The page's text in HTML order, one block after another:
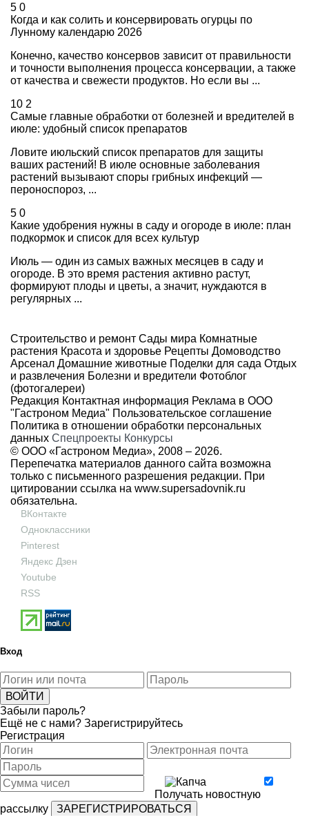
5 0
Когда и как солить и консервировать огурцы по
Лунному календарю 2026
Конечно, качество консервов зависит от правильности
и точности выполнения процесса консервации, а также
от качества и свежести продуктов. Но если вы ...
10 2
Самые главные обработки от болезней и вредителей в
июле: удобный список препаратов
Ловите июльский список препаратов для защиты
ваших растений! В июле основные заболевания
растений вызывают споры грибных инфекций —
пероноспороз, ...
5 0
Какие удобрения нужны в саду и огороде в июле: план
подкормок и список для всех культур
Июль — один из самых важных месяцев в саду и
огороде. В это время растения активно растут,
формируют плоды и цветы, а значит, нуждаются в
регулярных ...
Строительство и ремонт Сады мира Комнатные
растения Красота и здоровье Рецепты Домоводство
Арсенал Домашние животные Поделки для сада Отдых
и развлечения Болезни и вредители Фотоблог
(фотогалереи)
Редакция Контактная информация Реклама в ООО
"Гастроном Медиа" Пользовательское соглашение
Политика в отношении обработки персональных
данных Спецпроекты Конкурсы
© ООО «Гастроном Медиа», 2008 – 2026.
Перепечатка материалов данного сайта возможна
только с письменного разрешения редакции. При
цитировании ссылка на www.supersadovnik.ru
обязательна.
ВКонтакте
Одноклассники
Pinterest
Яндекс Дзен
Youtube
RSS
Вход
Забыли пароль?
Ещё не с нами? Зарегистрируйтесь
Регистрация
Получать новостную
рассылку